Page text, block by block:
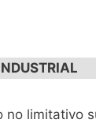
limitativo